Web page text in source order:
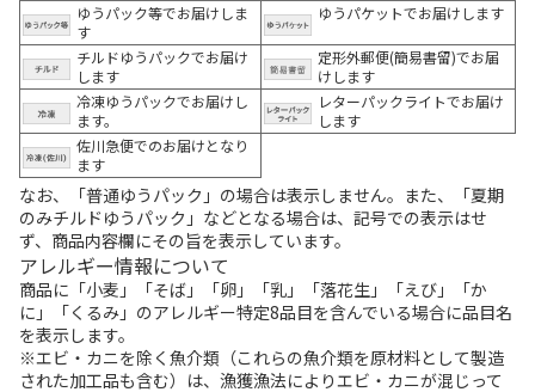
ゆうパック等でお届けしま
す
ゆうパケットでお届けします
チルドゆうパックでお届け
します
定形外郵便(簡易書留)でお届
けします
冷凍ゆうパックでお届けし
ます。
レターパックライトでお届け
します
佐川急便でのお届けとなり
ます
なお、「普通ゆうパック」の場合は表示しません。また、「夏期
のみチルドゆうパック」などとなる場合は、記号での表示はせ
ず、商品内容欄にその旨を表示しています。
アレルギー情報について
商品に「小麦」「そば」「卵」「乳」「落花生」「えび」「か
に」「くるみ」のアレルギー特定8品目を含んでいる場合に品目名
を表示します。
※エビ・カニを除く魚介類（これらの魚介類を原材料として製造
された加工品も含む）は、漁獲漁法によりエビ・カニが混じって